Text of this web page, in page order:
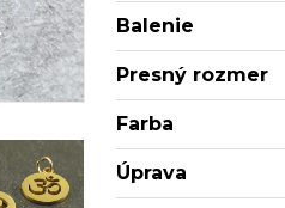
Balenie
Presný rozmer
Farba
Úprava